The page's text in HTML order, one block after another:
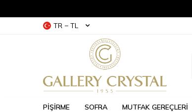
TR − TL
PİŞİRME SOFRA MUTFAK GEREÇLERİ